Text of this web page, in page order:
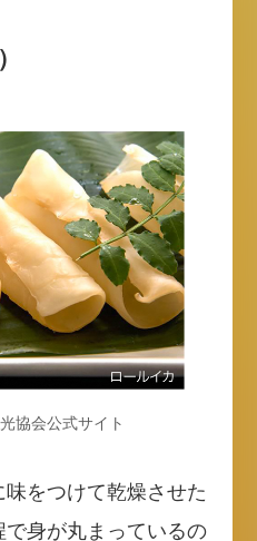
協会公式サイト
をつけて乾燥させた
身が丸まっているの